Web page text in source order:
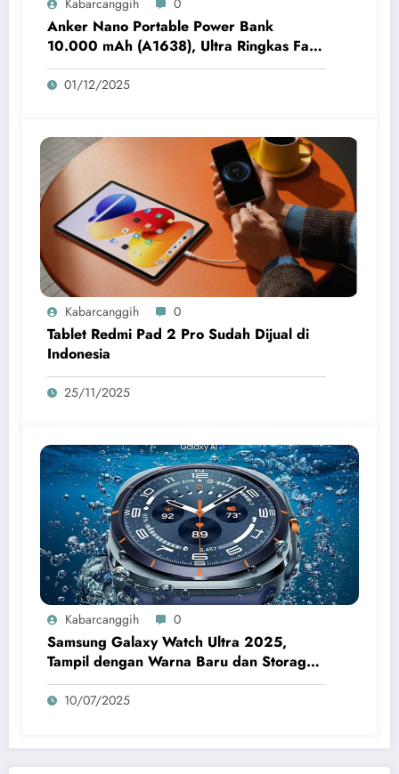
Anker Nano Portable Power Bank
10.000 mAh (A1638), Ultra Ringkas Fast
Charging 45W
01/12/2025
Kabarcanggih 0
Tablet Redmi Pad 2 Pro Sudah Dijual di
Indonesia
25/11/2025
Kabarcanggih 0
Samsung Galaxy Watch Ultra 2025,
Tampil dengan Warna Baru dan Storage
2X Lebih Besar
10/07/2025